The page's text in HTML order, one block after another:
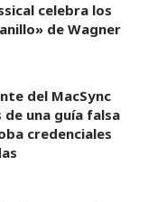
celebra los
de Wagner
del MacSync
una guía falsa
credenciales